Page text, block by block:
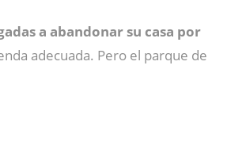
a abandonar su casa por
adecuada. Pero el parque de